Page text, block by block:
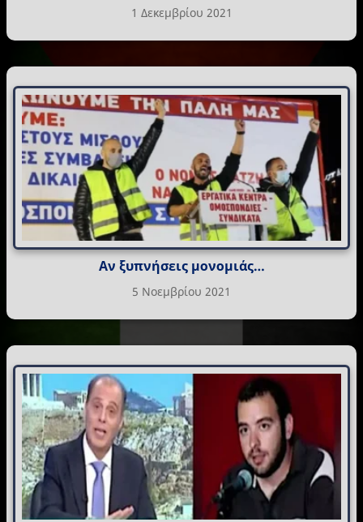
1 Δεκεμβρίου 2021
Αν ξυπνήσεις μονομιάς…
5 Νοεμβρίου 2021